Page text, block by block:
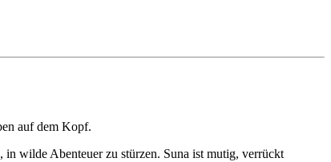
auf dem Kopf.
in wilde Abenteuer zu stürzen. Suna ist mutig, verrückt